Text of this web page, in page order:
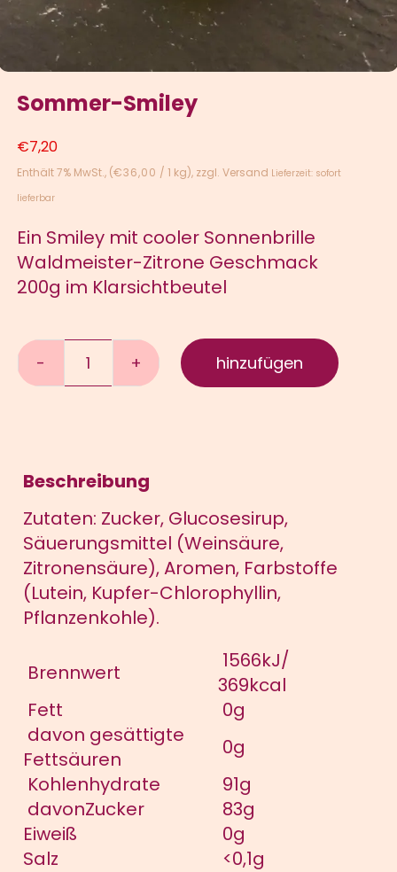
Sommer-Smiley
€7,20
Enthält 7% MwSt. (€36,00 / 1 kg) zzgl.Versand Lieferzeit: sofort
lieferbar
Ein Smiley mit cooler Sonnenbrille
Waldmeister-Zitrone Geschmack
200g im Klarsichtbeutel
Sommer-
hinzufügen
Beschreibung
Zutaten: Zucker, Glucosesirup,
Säuerungsmittel (Weinsäure,
Zitronensäure), Aromen, Farbstoffe
(Lutein, Kupfer-Chlorophyllin,
Pflanzenkohle).
Brennwert
1566kJ/
369kcal
Fett
0g
davon gesättigte
Fettsäuren
0g
Kohlenhydrate
91g
davonZucker
83g
Eiweiß
0g
Salz
<0,1g